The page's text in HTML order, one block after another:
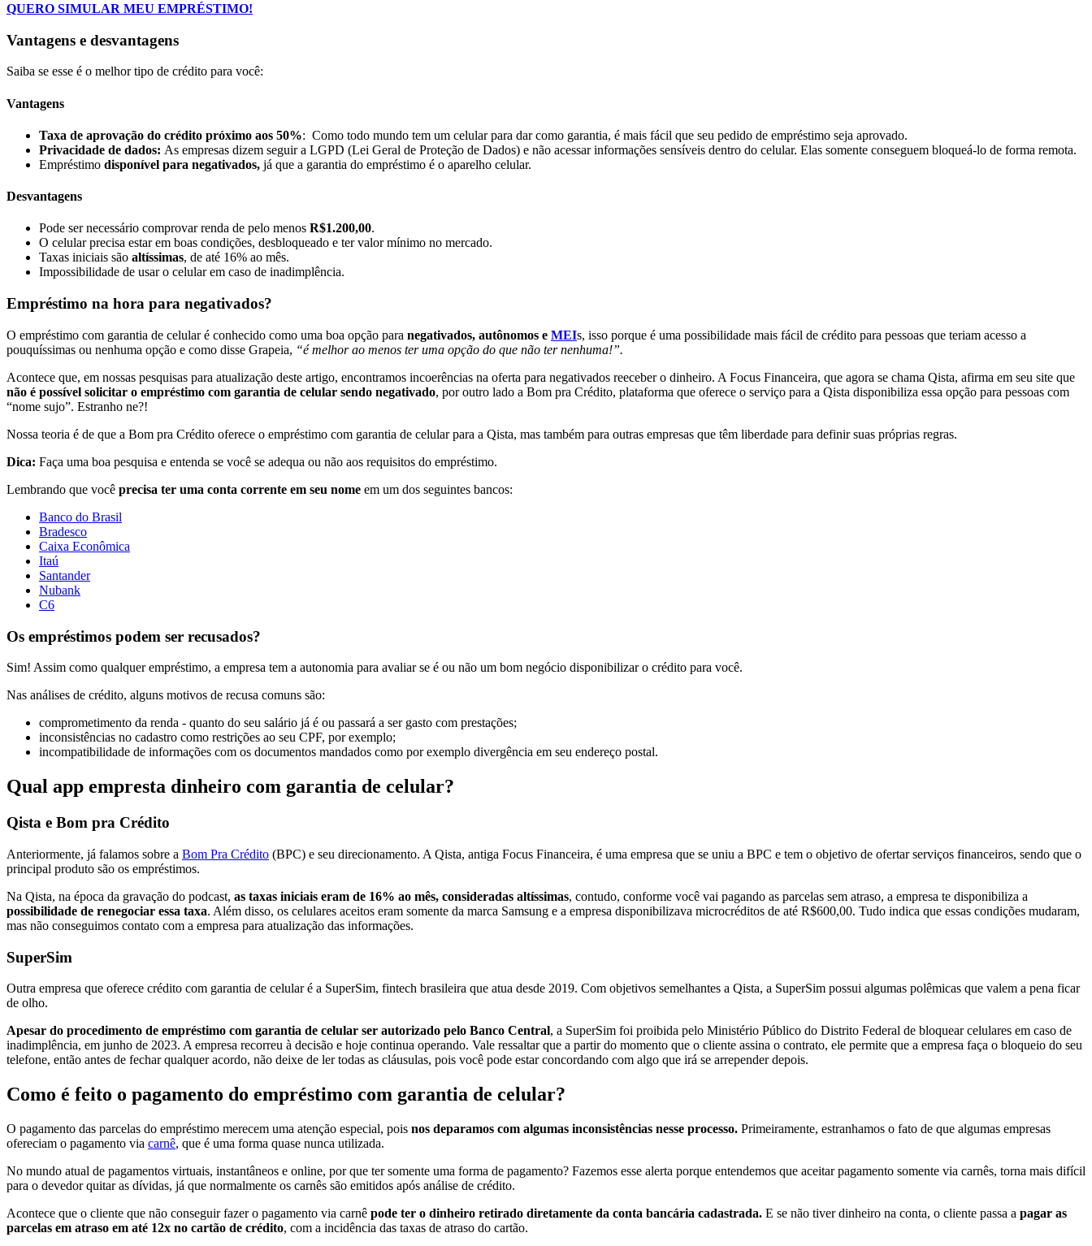
QUERO SIMULAR MEU EMPRÉSTIMO!
Vantagens e desvantagens
Saiba se esse é o melhor tipo de crédito para você:
Vantagens
Taxa de aprovação do crédito próximo aos 50%: Como todo mundo tem um celular para dar como garantia, é mais fácil que seu pedido de empréstimo seja aprovado.
Privacidade de dados: As empresas dizem seguir a LGPD (Lei Geral de Proteção de Dados) e não acessar informações sensíveis dentro do celular. Elas somente conseguem bloqueá-lo de forma remota.
Empréstimo disponível para negativados, já que a garantia do empréstimo é o aparelho celular.
Desvantagens
Pode ser necessário comprovar renda de pelo menos R$1.200,00.
O celular precisa estar em boas condições, desbloqueado e ter valor mínimo no mercado.
Taxas iniciais são altíssimas, de até 16% ao mês.
Impossibilidade de usar o celular em caso de inadimplência.
Empréstimo na hora para negativados?
O empréstimo com garantia de celular é conhecido como uma boa opção para negativados, autônomos e MEIs, isso porque é uma possibilidade mais fácil de crédito para pessoas que teriam acesso a
pouquíssimas ou nenhuma opção e como disse Grapeia, “é melhor ao menos ter uma opção do que não ter nenhuma!”.
Acontece que, em nossas pesquisas para atualização deste artigo, encontramos incoerências na oferta para negativados reeceber o dinheiro. A Focus Financeira, que agora se chama Qista, afirma em seu site que
não é possível solicitar o empréstimo com garantia de celular sendo negativado, por outro lado a Bom pra Crédito, plataforma que oferece o serviço para a Qista disponibiliza essa opção para pessoas com
“nome sujo”. Estranho ne?!
Nossa teoria é de que a Bom pra Crédito oferece o empréstimo com garantia de celular para a Qista, mas também para outras empresas que têm liberdade para definir suas próprias regras.
Dica: Faça uma boa pesquisa e entenda se você se adequa ou não aos requisitos do empréstimo.
Lembrando que você precisa ter uma conta corrente em seu nome em um dos seguintes bancos:
Banco do Brasil
Bradesco
Caixa Econômica
Itaú
Santander
Nubank
C6
Os empréstimos podem ser recusados?
Sim! Assim como qualquer empréstimo, a empresa tem a autonomia para avaliar se é ou não um bom negócio disponibilizar o crédito para você.
Nas análises de crédito, alguns motivos de recusa comuns são:
comprometimento da renda - quanto do seu salário já é ou passará a ser gasto com prestações;
inconsistências no cadastro como restrições ao seu CPF, por exemplo;
incompatibilidade de informações com os documentos mandados como por exemplo divergência em seu endereço postal.
Qual app empresta dinheiro com garantia de celular?
Qista e Bom pra Crédito
Anteriormente, já falamos sobre a Bom Pra Crédito (BPC) e seu direcionamento. A Qista, antiga Focus Financeira, é uma empresa que se uniu a BPC e tem o objetivo de ofertar serviços financeiros, sendo que o
principal produto são os empréstimos.
Na Qista, na época da gravação do podcast, as taxas iniciais eram de 16% ao mês, consideradas altíssimas, contudo, conforme você vai pagando as parcelas sem atraso, a empresa te disponibiliza a
possibilidade de renegociar essa taxa. Além disso, os celulares aceitos eram somente da marca Samsung e a empresa disponibilizava microcréditos de até R$600,00. Tudo indica que essas condições mudaram,
mas não conseguimos contato com a empresa para atualização das informações.
SuperSim
Outra empresa que oferece crédito com garantia de celular é a SuperSim, fintech brasileira que atua desde 2019. Com objetivos semelhantes a Qista, a SuperSim possui algumas polêmicas que valem a pena ficar
de olho.
Apesar do procedimento de empréstimo com garantia de celular ser autorizado pelo Banco Central, a SuperSim foi proibida pelo Ministério Público do Distrito Federal de bloquear celulares em caso de
inadimplência, em junho de 2023. A empresa recorreu à decisão e hoje continua operando. Vale ressaltar que a partir do momento que o cliente assina o contrato, ele permite que a empresa faça o bloqueio do seu
telefone, então antes de fechar qualquer acordo, não deixe de ler todas as cláusulas, pois você pode estar concordando com algo que irá se arrepender depois.
Como é feito o pagamento do empréstimo com garantia de celular?
O pagamento das parcelas do empréstimo merecem uma atenção especial, pois nos deparamos com algumas inconsistências nesse processo. Primeiramente, estranhamos o fato de que algumas empresas
ofereciam o pagamento via carnê, que é uma forma quase nunca utilizada.
No mundo atual de pagamentos virtuais, instantâneos e online, por que ter somente uma forma de pagamento? Fazemos esse alerta porque entendemos que aceitar pagamento somente via carnês, torna mais difícil
para o devedor quitar as dívidas, já que normalmente os carnês são emitidos após análise de crédito.
Acontece que o cliente que não conseguir fazer o pagamento via carnê pode ter o dinheiro retirado diretamente da conta bancária cadastrada. E se não tiver dinheiro na conta, o cliente passa a pagar as
parcelas em atraso em até 12x no cartão de crédito, com a incidência das taxas de atraso do cartão.